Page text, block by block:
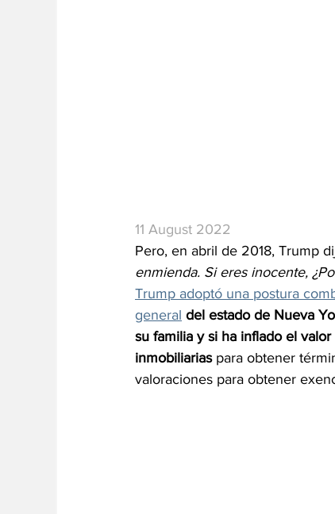
11 August 2022
Pero, en abril de 2018, Trump
enmienda. Si eres inocente,
Trump adoptó una postura
general del estado de Nueva
su familia y si ha inflado el
inmobiliarias para obtener
valoraciones para obtener